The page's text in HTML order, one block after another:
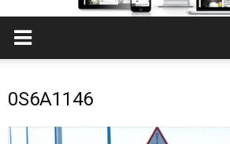
0S6A1146